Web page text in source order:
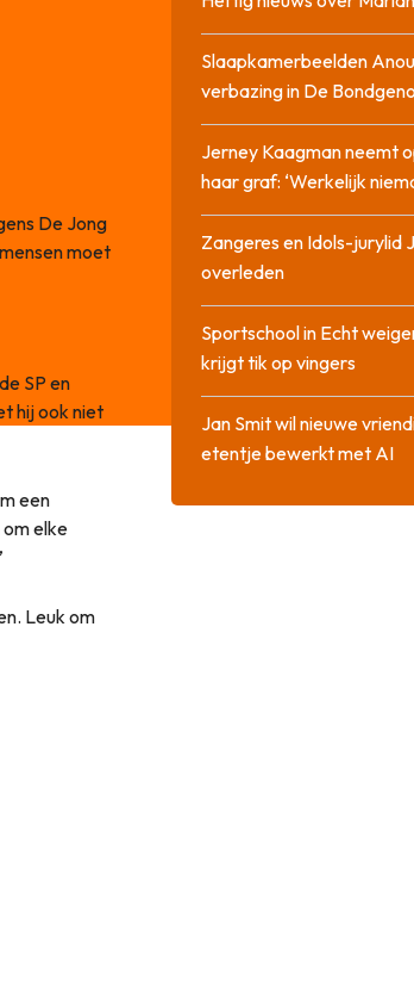
De Jong
moet
SP en
hij ook niet
een
elke
Leuk om
Slaapkamerbeelden
verbazing in De
Jerney Kaagman neemt
haar graf: ‘Werkelijk
Zangeres en Idols-jurylid
overleden
Sportschool in Echt
krijgt tik op vingers
Jan Smit wil nieuwe
etentje bewerkt met AI